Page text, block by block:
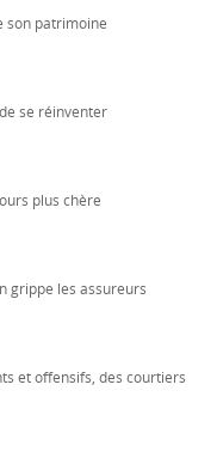
son patrimoine
se réinventer
plus chère
grippe les assureurs
et offensifs, des courtiers